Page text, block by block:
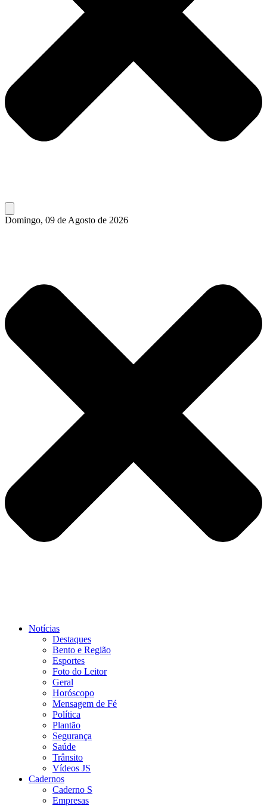
Domingo, 09 de Agosto de 2026
Notícias
Destaques
Bento e Região
Esportes
Foto do Leitor
Geral
Horóscopo
Mensagem de Fé
Política
Plantão
Segurança
Saúde
Trânsito
Vídeos JS
Cadernos
Caderno S
Empresas